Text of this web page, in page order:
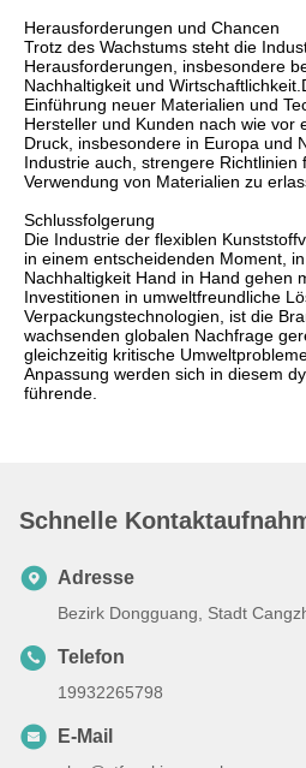
Herausforderungen und Chancen
Trotz des Wachstums steht die
Herausforderungen, insbesondere
Nachhaltigkeit und
Einführung neuer Materialien und
Hersteller und Kunden nach wie vor
Druck, insbesondere in Europa und
Industrie auch, strengere Richtlinien
Verwendung von Materialien zu
Schlussfolgerung
Die Industrie der flexiblen
in einem entscheidenden Moment,
Nachhaltigkeit Hand in Hand gehen
Investitionen in umweltfreundliche
Verpackungstechnologien, ist die
wachsenden globalen Nachfrage
gleichzeitig kritische
Anpassung werden sich in diesem
führende.
Schnelle
Adresse
Bezirk Dongguang, Stadt
Telefon
19932265798
E-Mail